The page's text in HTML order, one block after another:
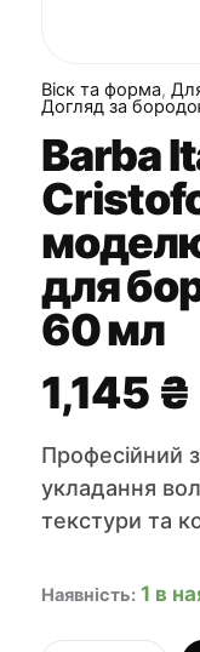
Віск та форма,
Догляд за
Barba
для
60 мл
1,145 ₴
Професійний
укладання
текстури та
Наявність: 1 в